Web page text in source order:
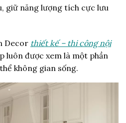
giữ năng lượng tích cực lưu
Decor thiết kế – thi công nội
luôn được xem là một phần
không gian sống.